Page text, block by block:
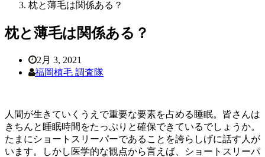
枕と薄毛は関係ある？
枕と薄毛は関係ある？
2月 3, 2021
福岡植毛 調査隊
人間が生きていくうえで重要な要素を占める睡眠。皆さんは
きちんと睡眠時間をたっぷりと確保できているでしょうか。
たまにショートスリーパーであることを誇らしげに話す人が
います。しかし医学的な観点から言えば、ショートスリーパ